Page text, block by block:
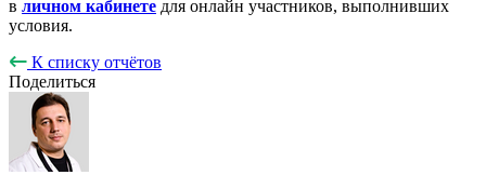
в личном кабинете для онлайн участников, выполнивших
условия.
К списку отчётов
Поделиться